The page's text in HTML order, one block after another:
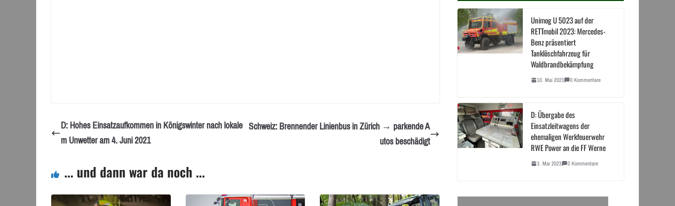
D: Hohes Einsatzaufkommen in Königswinter nach lokale
m Unwetter am 4. Juni 2021
Schweiz: Brennender Linienbus in Zürich → parkende A
utos beschädigt
... und dann war da noch ...
Unimog U 5023 auf der
RETTmobil 2023: Mercedes-
Benz präsentiert
Tanklöschfahrzeug für
Waldbrandbekämpfung
10. Mai 2023 0 Kommentare
D: Übergabe des
Einsatzleitwagens der
ehemaligen Werkfeuerwehr
RWE Power an die FF Werne
3. Mai 2023 0 Kommentare